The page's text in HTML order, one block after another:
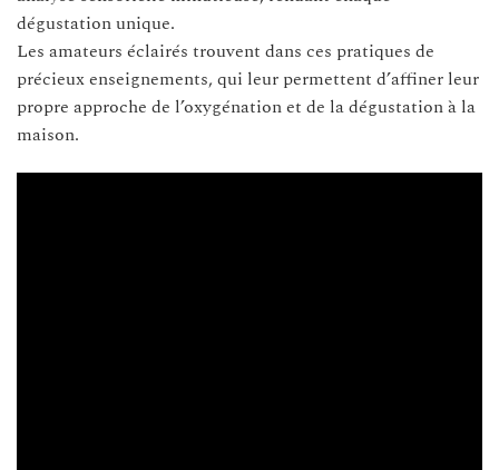
dégustation unique.
Les amateurs éclairés trouvent dans ces pratiques de
précieux enseignements, qui leur permettent d’affiner leur
propre approche de l’oxygénation et de la dégustation à la
maison.